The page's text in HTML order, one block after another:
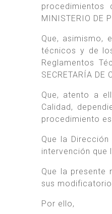
MINISTERIO DE
Que, asimismo,
técnicos y de
Reglamentos
SECRETARÍA
Que, atento a
Calidad,
procedimiento
Que la Dirección
intervención que
Que la
sus
Por ello,